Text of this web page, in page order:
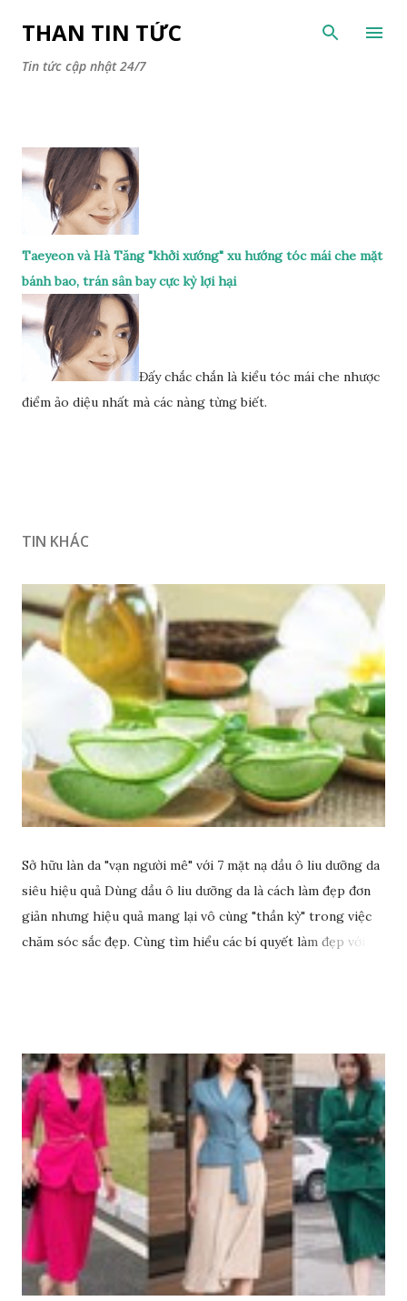
Chuyển đến nội dung chính
THAN TIN TỨC
Tin tức cập nhật 24/7
Taeyeon và Hà Tăng "khởi xướng" xu hướng tóc mái che mặt
bánh bao, trán sân bay cực kỳ lợi hại
Đấy chắc chắn là kiểu tóc mái che nhược
điểm ảo diệu nhất mà các nàng từng biết.
TIN KHÁC
Sở hữu làn da "vạn người mê" với 7 mặt nạ dầu ô liu dưỡng da
siêu hiệu quả Dùng dầu ô liu dưỡng da là cách làm đẹp đơn
giản nhưng hiệu quả mang lại vô cùng "thần kỳ" trong việc
chăm sóc sắc đẹp. Cùng tìm hiểu các bí quyết làm đẹp với